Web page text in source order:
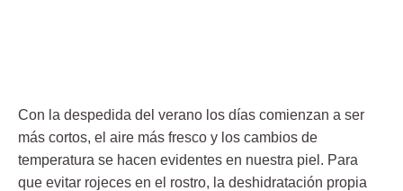
Con la despedida del verano los días comienzan a ser
más cortos, el aire más fresco y los cambios de
temperatura se hacen evidentes en nuestra piel. Para
que evitar rojeces en el rostro, la deshidratación propia